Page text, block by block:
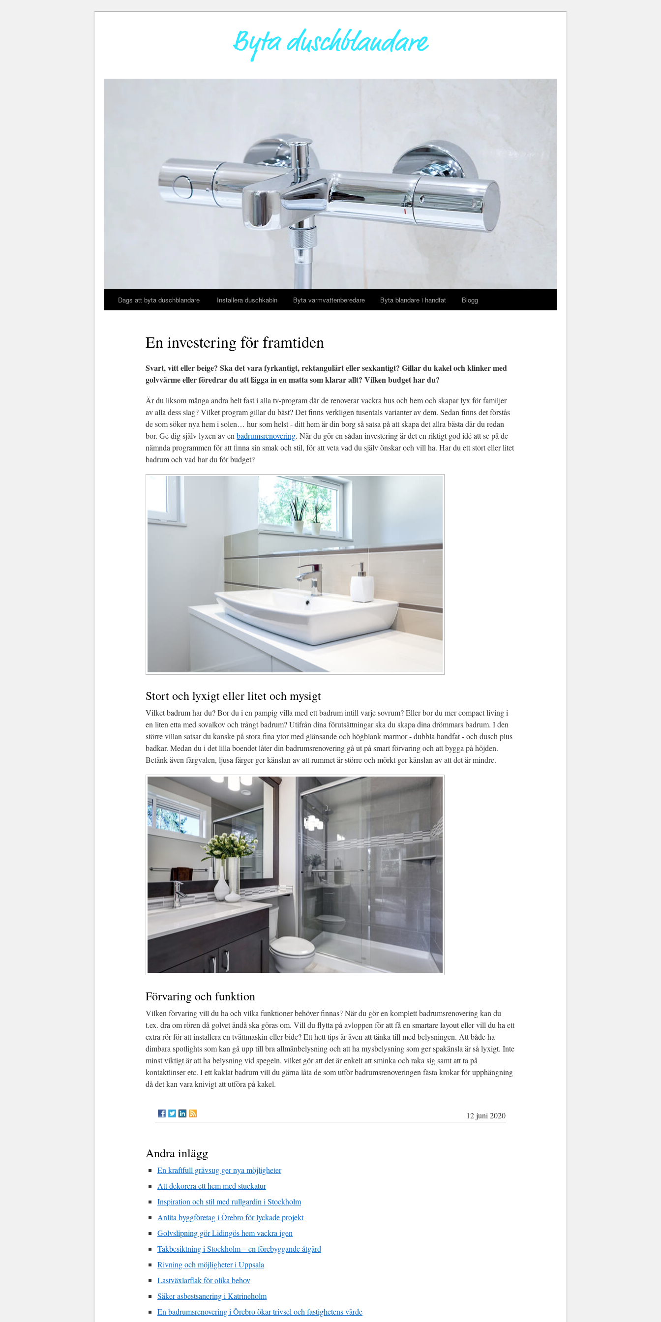
Dags att byta duschblandare Installera duschkabin Byta varmvattenberedare Byta blandare i handfat Blogg
En investering för framtiden
Svart, vitt eller beige? Ska det vara fyrkantigt, rektangulärt eller sexkantigt? Gillar du kakel och klinker med
golvvärme eller föredrar du att lägga in en matta som klarar allt? Vilken budget har du?
Är du liksom många andra helt fast i alla tv-program där de renoverar vackra hus och hem och skapar lyx för familjer
av alla dess slag? Vilket program gillar du bäst? Det finns verkligen tusentals varianter av dem. Sedan finns det förstås
de som söker nya hem i solen… hur som helst - ditt hem är din borg så satsa på att skapa det allra bästa där du redan
bor. Ge dig själv lyxen av en badrumsrenovering. När du gör en sådan investering är det en riktigt god idé att se på de
nämnda programmen för att finna sin smak och stil, för att veta vad du själv önskar och vill ha. Har du ett stort eller litet
badrum och vad har du för budget?
Stort och lyxigt eller litet och mysigt
Vilket badrum har du? Bor du i en pampig villa med ett badrum intill varje sovrum? Eller bor du mer compact living i
en liten etta med sovalkov och trångt badrum? Utifrån dina förutsättningar ska du skapa dina drömmars badrum. I den
större villan satsar du kanske på stora fina ytor med glänsande och högblank marmor - dubbla handfat - och dusch plus
badkar. Medan du i det lilla boendet låter din badrumsrenovering gå ut på smart förvaring och att bygga på höjden.
Betänk även färgvalen, ljusa färger ger känslan av att rummet är större och mörkt ger känslan av att det är mindre.
Förvaring och funktion
Vilken förvaring vill du ha och vilka funktioner behöver finnas? När du gör en komplett badrumsrenovering kan du
t.ex. dra om rören då golvet ändå ska göras om. Vill du flytta på avloppen för att få en smartare layout eller vill du ha ett
extra rör för att installera en tvättmaskin eller bide? Ett hett tips är även att tänka till med belysningen. Att både ha
dimbara spotlights som kan gå upp till bra allmänbelysning och att ha mysbelysning som ger spakänsla är så lyxigt. Inte
minst viktigt är att ha belysning vid spegeln, vilket gör att det är enkelt att sminka och raka sig samt att ta på
kontaktlinser etc. I ett kaklat badrum vill du gärna låta de som utför badrumsrenoveringen fästa krokar för upphängning
då det kan vara knivigt att utföra på kakel.
12 juni 2020
Andra inlägg
En kraftfull grävsug ger nya möjligheter
Att dekorera ett hem med stuckatur
Inspiration och stil med rullgardin i Stockholm
Anlita byggföretag i Örebro för lyckade projekt
Golvslipning gör Lidingös hem vackra igen
Takbesiktning i Stockholm – en förebyggande åtgärd
Rivning och möjligheter i Uppsala
Lastväxlarflak för olika behov
Säker asbestsanering i Katrineholm
En badrumsrenovering i Örebro ökar trivsel och fastighetens värde